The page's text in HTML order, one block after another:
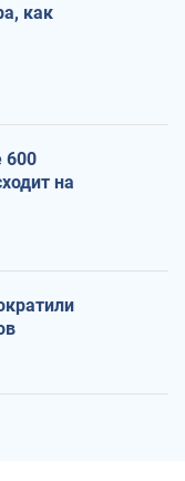
как
600
на